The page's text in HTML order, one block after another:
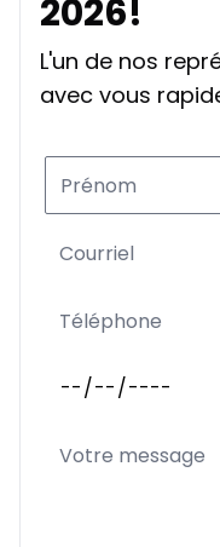
Location sur 39 mois
0.00 $ d'acompte •
0.00 $ d'acompte •
Location sur 27 mois
0.00 $ d'acompte •
2026!
L'un de nos
avec vous